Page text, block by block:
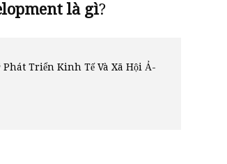
là gì?
Triển Kinh Tế Và Xã Hội Ả-